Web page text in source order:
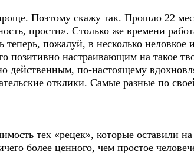
Поэтому скажу так. Прошло 22
прости». Столько же времени
пожалуй, в несколько неловкое
позитивно настраивающим на такое
действенным, по-настоящему
отклики. Самые разные по
тех «рецек», которые оставили
более ценного, чем простое